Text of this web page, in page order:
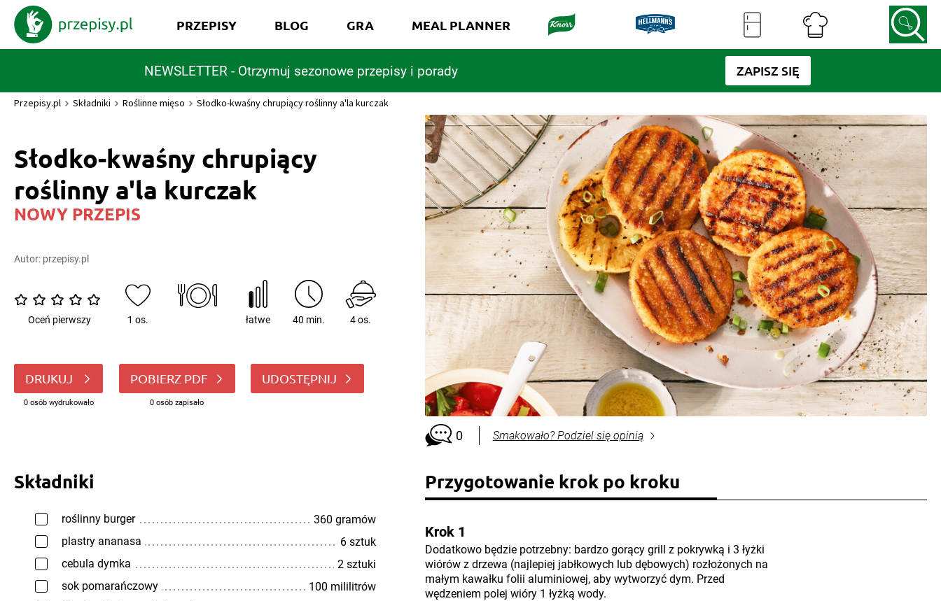
NEWSLETTER - Otrzymuj sezonowe przepisy i porady ZAPISZ SIĘ
PRZEPISY BLOG GRA MEAL PLANNER
Przepisy.pl Składniki Roślinne mięso Słodko-kwaśny chrupiący roślinny a'la kurczak
Słodko-kwaśny chrupiący
roślinny a'la kurczak
NOWY PRZEPIS
Autor: przepisy.pl
Oceń pierwszy 1 os. łatwe 40 min. 4 os.
DRUKUJ
0 osób wydrukowało
POBIERZ PDF
0 osób zapisało
UDOSTĘPNIJ
0 Smakowało? Podziel się opinią
Składniki
roślinny burger
360 gramów
plastry ananasa
6 sztuk
cebula dymka
2 sztuki
sok pomarańczowy
100 mililitrów
Przygotowanie krok po kroku
Krok 1
Dodatkowo będzie potrzebny: bardzo gorący grill z pokrywką i 3 łyżki
wiórów z drzewa (najlepiej jabłkowych lub dębowych) rozłożonych na
małym kawałku folii aluminiowej, aby wytworzyć dym. Przed
wędzeniem polej wióry 1 łyżką wody.